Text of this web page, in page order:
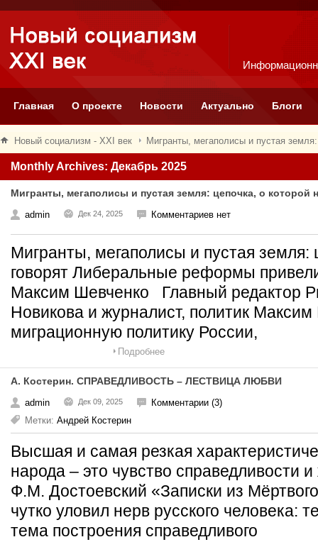
Главная О проекте Новости Актуально Блоги
Новый социализм - XXI век Мигранты, мегаполисы и пустая
Monthly Archives: Декабрь 2025
Мигранты, мегаполисы и пустая земля: цепочка, о которой
admin Дек 24, 2025 Комментариев нет
Мигранты, мегаполисы и пустая земля:
говорят Либеральные реформы
Максим Шевченко Главный редактор
Новикова и журналист, политик
миграционную политику России,
Подробнее
А. Костерин. СПРАВЕДЛИВОСТЬ – ЛЕСТВИЦА ЛЮБВИ
admin Дек 09, 2025
Комментарии (3)
Метки: Андрей Костерин
Высшая и самая резкая
народа – это чувство справедливости
Ф.М. Достоевский «Записки из
чутко уловил нерв русского человека:
тема построения справедливого